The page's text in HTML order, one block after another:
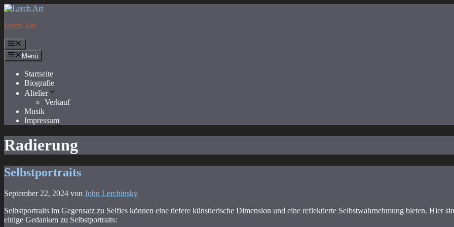
Zum
springen
Lerch Art
Menü
Startseite
Biografie
Altelier
Verkauf
Musik
Impressum
Radierung
Selbstportraits
September 22, 2024 von John Lerchinsky
Selbstportraits im Gegensatz zu Selfies können eine tiefere künstlerische Dimension und eine reflektierte Selbstwahrnehmung bieten. Hier
einige Gedanken zu Selbstportraits: